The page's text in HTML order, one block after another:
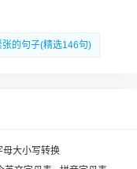
张的句子(精选146句)
母大小写转换